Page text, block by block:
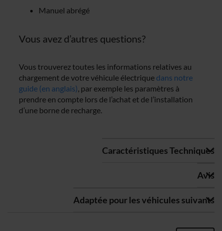
Manuel abrégé
Vous avez d’autres questions?
Vous trouverez toutes les informations relatives au
chargement de votre véhicule électrique dans notre
guide (en anglais), par exemple les paramètres à
prendre en compte lors de l’achat et de l’installation
d’une borne de recharge.
Caractéristiques Techniques
Avis
Adaptée pour les véhicules suivants